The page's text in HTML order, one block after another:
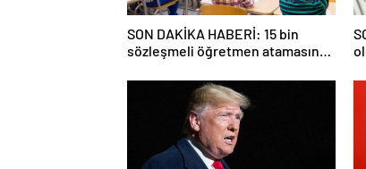
SON DAKİKA HABERİ: 15 bin
sözleşmeli öğretmen atamasında
açıklandı